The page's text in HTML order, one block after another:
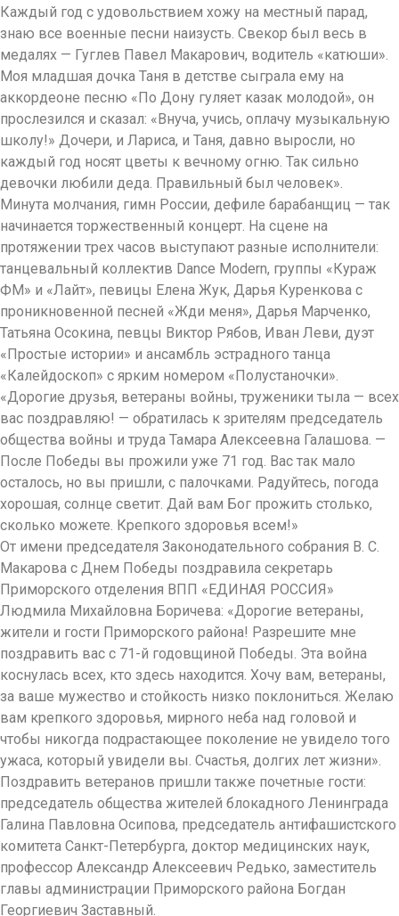
Каждый год с удовольствием хожу на местный парад,
знаю все военные песни наизусть. Свекор был весь в
медалях — Гуглев Павел Макарович, водитель «катюши».
Моя младшая дочка Таня в детстве сыграла ему на
аккордеоне песню «По Дону гуляет казак молодой», он
прослезился и сказал: «Внуча, учись, оплачу музыкальную
школу!» Дочери, и Лариса, и Таня, давно выросли, но
каждый год носят цветы к вечному огню. Так сильно
девочки любили деда. Правильный был человек».
Минута молчания, гимн России, дефиле барабанщиц — так
начинается торжественный концерт. На сцене на
протяжении трех часов выступают разные исполнители:
танцевальный коллектив Dance Modern, группы «Кураж
ФМ» и «Лайт», певицы Елена Жук, Дарья Куренкова с
проникновенной песней «Жди меня», Дарья Марченко,
Татьяна Осокина, певцы Виктор Рябов, Иван Леви, дуэт
«Простые истории» и ансамбль эстрадного танца
«Калейдоскоп» с ярким номером «Полустаночки».
«Дорогие друзья, ветераны войны, труженики тыла — всех
вас поздравляю! — обратилась к зрителям председатель
общества войны и труда Тамара Алексеевна Галашова. —
После Победы вы прожили уже 71 год. Вас так мало
осталось, но вы пришли, с палочками. Радуйтесь, погода
хорошая, солнце светит. Дай вам Бог прожить столько,
сколько можете. Крепкого здоровья всем!»
От имени председателя Законодательного собрания В. С.
Макарова с Днем Победы поздравила секретарь
Приморского отделения ВПП «ЕДИНАЯ РОССИЯ»
Людмила Михайловна Боричева: «Дорогие ветераны,
жители и гости Приморского района! Разрешите мне
поздравить вас с 71-й годовщиной Победы. Эта война
коснулась всех, кто здесь находится. Хочу вам, ветераны,
за ваше мужество и стойкость низко поклониться. Желаю
вам крепкого здоровья, мирного неба над головой и
чтобы никогда подрастающее поколение не увидело того
ужаса, который увидели вы. Счастья, долгих лет жизни».
Поздравить ветеранов пришли также почетные гости:
председатель общества жителей блокадного Ленинграда
Галина Павловна Осипова, председатель антифашистского
комитета Санкт-Петербурга, доктор медицинских наук,
профессор Александр Алексеевич Редько, заместитель
главы администрации Приморского района Богдан
Георгиевич Заставный.